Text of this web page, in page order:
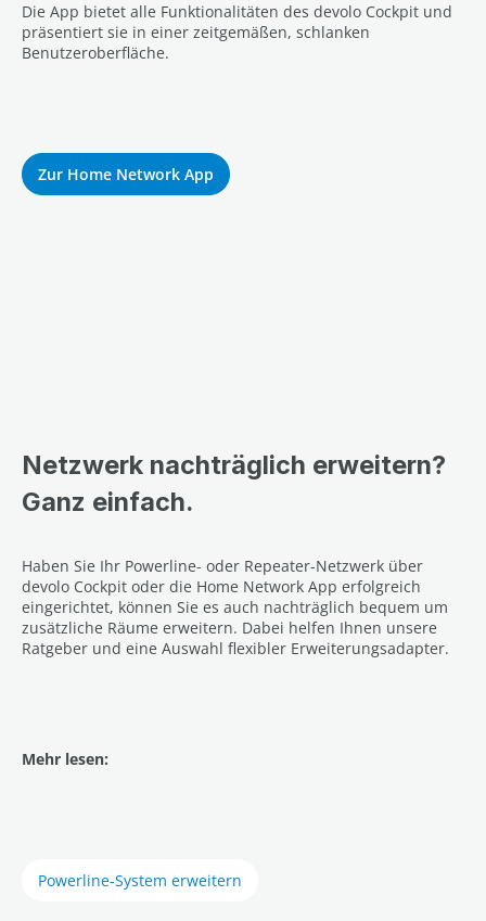
Die App bietet alle Funktionalitäten des devolo Cockpit und
präsentiert sie in einer zeitgemäßen, schlanken
Benutzeroberfläche.
Zur Home Network App
Netzwerk nachträglich erweitern?
Ganz einfach.
Haben Sie Ihr Powerline- oder Repeater-Netzwerk über
devolo Cockpit oder die Home Network App erfolgreich
eingerichtet, können Sie es auch nachträglich bequem um
zusätzliche Räume erweitern. Dabei helfen Ihnen unsere
Ratgeber und eine Auswahl flexibler Erweiterungsadapter.
Mehr lesen:
Powerline-System erweitern